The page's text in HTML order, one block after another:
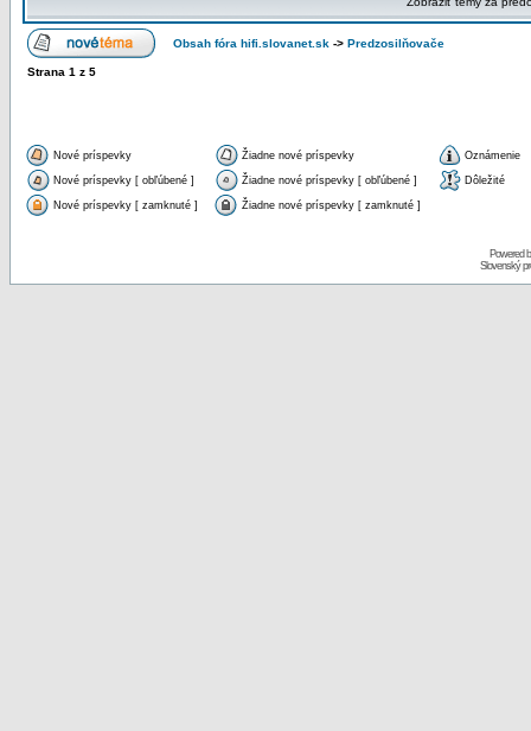
Obsah fóra hifi.slovanet.sk -> Predzosilňovače
Strana 1 z 5
Nové príspevky Žiadne nové príspevky Oznámenie
Nové príspevky [ obľúbené ] Žiadne nové príspevky [ obľúbené ] Dôležité
Nové príspevky [ zamknuté ] Žiadne nové príspevky [ zamknuté ]
Powered
Slovenský